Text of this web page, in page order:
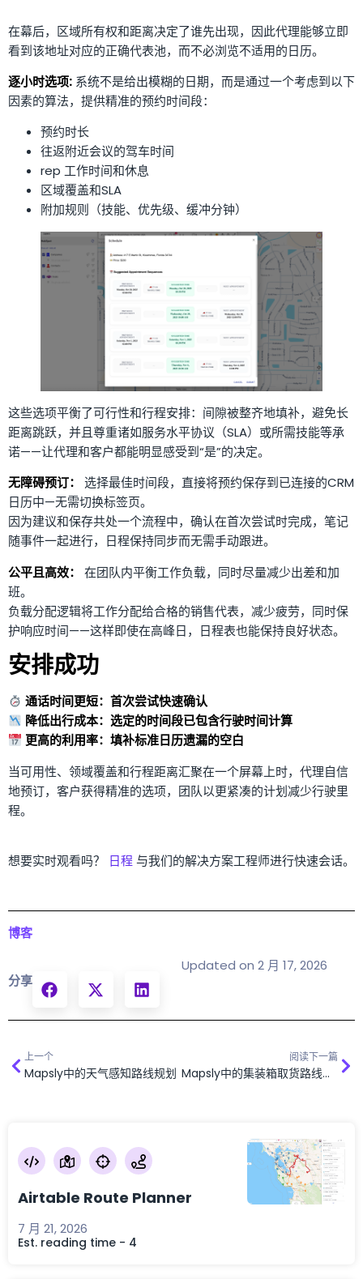
在幕后，区域所有权和距离决定了谁先出现，因此代理能够立即
看到该地址对应的正确代表池，而不必浏览不适用的日历。
逐小时选项: 系统不是给出模糊的日期，而是通过一个考虑到以下
因素的算法，提供精准的预约时间段：
预约时长
往返附近会议的驾车时间
rep 工作时间和休息
区域覆盖和SLA
附加规则（技能、优先级、缓冲分钟）
这些选项平衡了可行性和行程安排：间隙被整齐地填补，避免长
距离跳跃，并且尊重诸如服务水平协议（SLA）或所需技能等承
诺——让代理和客户都能明显感受到“是”的决定。
无障碍预订：
选择最佳时间段，直接将预约保存到已连接的CRM
日历中—无需切换标签页。
因为建议和保存共处一个流程中，确认在首次尝试时完成，笔记
随事件一起进行，日程保持同步而无需手动跟进。
公平且高效：
在团队内平衡工作负载，同时尽量减少出差和加
班。
负载分配逻辑将工作分配给合格的销售代表，减少疲劳，同时保
护响应时间——这样即使在高峰日，日程表也能保持良好状态。
安排成功
通话时间更短：首次尝试快速确认
降低出行成本：选定的时间段已包含行驶时间计算
更高的利用率：填补标准日历遗漏的空白
当可用性、领域覆盖和行程距离汇聚在一个屏幕上时，代理自信
地预订，客户获得精准的选项，团队以更紧凑的计划减少行驶里
程。
想要实时观看吗？ 日程 与我们的解决方案工程师进行快速会话。
博客
Updated on 2 月 17, 2026
分享
上一个
Mapsly中的天气感知路线规划
阅读下一篇
Mapsly中的集装箱取货路线规划与运营
Airtable Route Planner
7 月 21, 2026
Est. reading time - 4